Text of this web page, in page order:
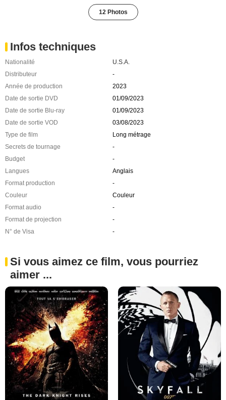
12 Photos
Infos techniques
Nationalité
U.S.A.
Distributeur
-
Année de production
2023
Date de sortie DVD
01/09/2023
Date de sortie Blu-ray
01/09/2023
Date de sortie VOD
03/08/2023
Type de film
Long métrage
Secrets de tournage
-
Budget
-
Langues
Anglais
Format production
-
Couleur
Couleur
Format audio
-
Format de projection
-
N° de Visa
-
Si vous aimez ce film, vous pourriez
aimer ...